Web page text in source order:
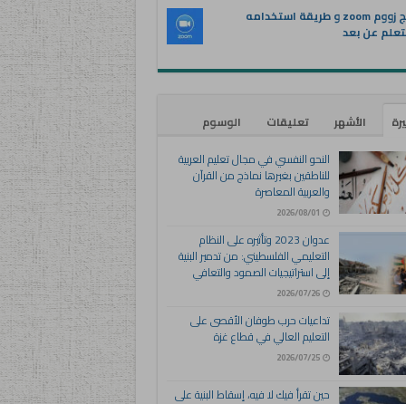
برنامج زووم zoom و طريقة استخدامه
عن بعد
الأشهر تعليقات
الوسوم
النحو النفسي في مجال تعليم العربية
للناطقين بغيرها نماذج من القرآن
والعربية المعاصرة
2026/08/01
عدوان 2023 وتأثيره على النظام
التعليمي الفلسطيني: من تدمير البنية
إلى استراتيجيات الصمود والتعافي
2026/07/26
تداعيات حرب طوفان الأقصى على
التعليم العالي في قطاع غزة
2026/07/25
حين تقرأ فيك لا فيه، إسقاط البنية على